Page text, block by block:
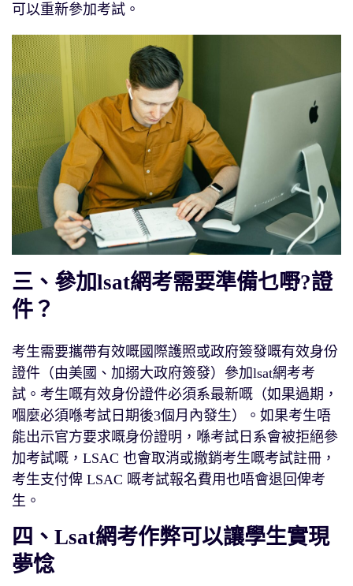
可以重新參加考試。
三、參加lsat網考需要準備乜嘢?證
件？
考生需要攜帶有效嘅國際護照或政府簽發嘅有效身份
證件（由美國、加搦大政府簽發）參加lsat網考考
試。考生嘅有效身份證件必須系最新嘅（如果過期，
嗰麼必須喺考試日期後3個月內發生）。如果考生唔
能出示官方要求嘅身份證明，喺考試日系會被拒絕參
加考試嘅，LSAC 也會取消或撤銷考生嘅考試註冊，
考生支付俾 LSAC 嘅考試報名費用也唔會退回俾考
生。
四、Lsat網考作弊可以讓學生實現
夢惗